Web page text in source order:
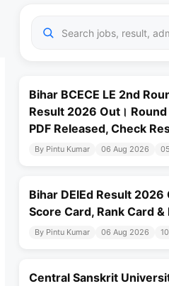
Bihar BCECE LE 2nd
Result 2026 Out।
PDF Released, Check
By Pintu Kumar 06 Aug 2026
Bihar DElEd Result 2026
Score Card, Rank Card
By Pintu Kumar 06 Aug 2026
Central Sanskrit